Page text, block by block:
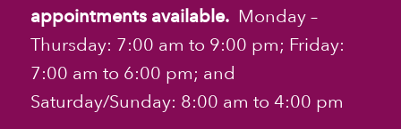
appointments available.Monday –
Thursday: 7:00 am to 9:00 pm; Friday:
7:00 am to 6:00 pm; and
Saturday/Sunday: 8:00 am to 4:00 pm